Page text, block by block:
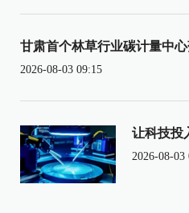
甘肃首个林草行业碳计量中
2026-08-03 09:15
让科技投
2026-08-03